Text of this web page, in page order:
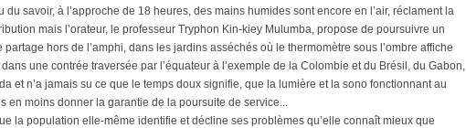
du savoir, à l’approche de 18 heures, des mains humides sont encore en l’air, réclament la
mais l’orateur, le professeur Tryphon Kin-kiey Mulumba, propose de poursuivre un
hors de l’amphi, dans les jardins asséchés où le thermomètre sous l’ombre affiche
une contrée traversée par l’équateur à l’exemple de la Colombie et du Brésil, du Gabon,
et n’a jamais su ce que le temps doux signifie, que la lumière et la sono fonctionnant au
en moins donner la garantie de la poursuite de service...
la population elle-même identifie et décline ses problèmes qu’elle connaît mieux que